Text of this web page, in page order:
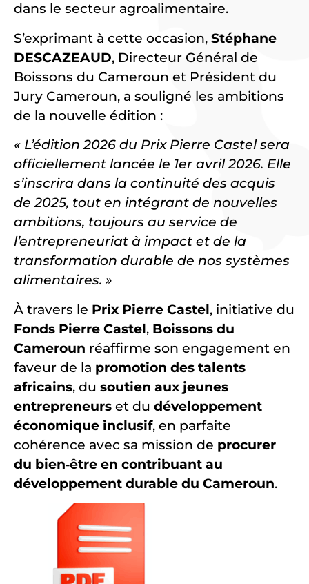
dans le secteur agroalimentaire.
S’exprimant à cette occasion, Stéphane
DESCAZEAUD, Directeur Général de
Boissons du Cameroun et Président du
Jury Cameroun, a souligné les ambitions
de la nouvelle édition :
« L’édition 2026 du Prix Pierre Castel sera
officiellement lancée le 1er avril 2026. Elle
s’inscrira dans la continuité des acquis
de 2025, tout en intégrant de nouvelles
ambitions, toujours au service de
l’entrepreneuriat à impact et de la
transformation durable de nos systèmes
alimentaires. »
À travers le Prix Pierre Castel, initiative du
Fonds Pierre Castel, Boissons du
Cameroun réaffirme son engagement en
faveur de la promotion des talents
africains, du soutien aux jeunes
entrepreneurs et du développement
économique inclusif, en parfaite
cohérence avec sa mission de procurer
du bien‑être en contribuant au
développement durable du Cameroun.